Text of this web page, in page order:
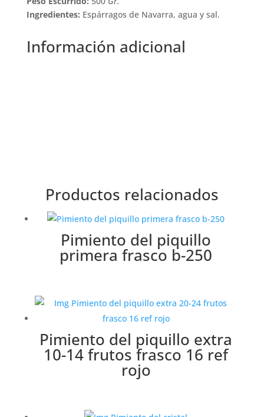
Ingredientes: Espárragos de Navarra, agua y sal.
Información adicional
Productos relacionados
Pimiento del piquillo
primera frasco b-250
Pimiento del piquillo extra
10-14 frutos frasco 16 ref
rojo